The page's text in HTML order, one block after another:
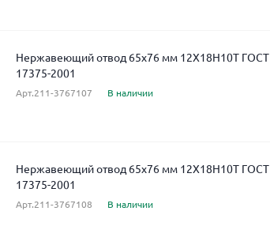
Нержавеющий отвод 65x76 мм 12Х18Н10Т ГОСТ
17375-2001
Арт.211-3767107 В наличии
Нержавеющий отвод 65x76 мм 12Х18Н10Т ГОСТ
17375-2001
Арт.211-3767108 В наличии